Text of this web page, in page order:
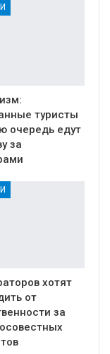
туристы
очередь едут
за
хотят
от
за